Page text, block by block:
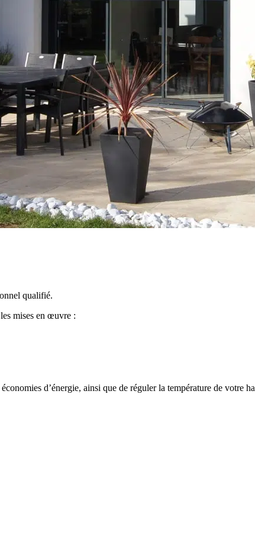
qualifié.
mises en œuvre :
d’énergie, ainsi que de réguler la température de votre